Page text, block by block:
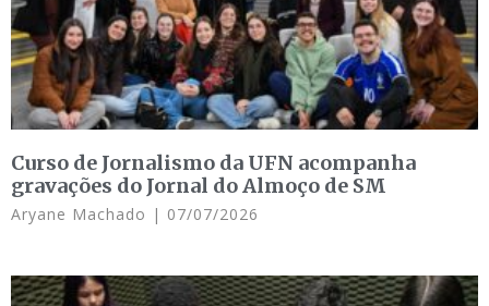
Curso de Jornalismo da UFN acompanha
gravações do Jornal do Almoço de SM
Aryane Machado 07/07/2026